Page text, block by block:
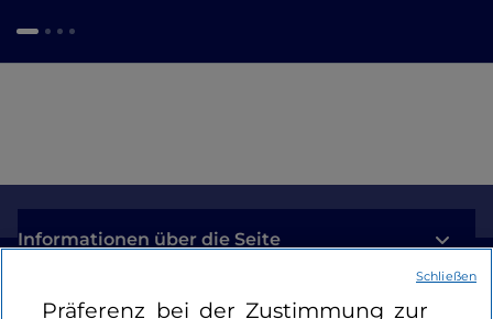
Informationen über die Seite
Nützliche Links
Präferenz bei der Zustimmung zur
Schließen